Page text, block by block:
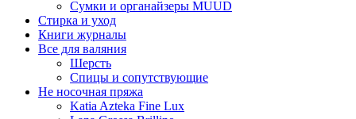
Сумки и органайзеры MUUD
Стирка и уход
Книги журналы
Все для валяния
Шерсть
Спицы и сопутствующие
Не носочная пряжа
Katia Azteka Fine Lux